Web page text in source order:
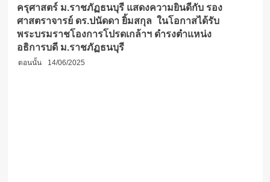
ครุศาสตร์ ม.ราชภัฏธนบุรี แสดงความยินดีกับ รอง
ศาสตราจารย์ ดร.ปนัดดา ยิ้มสกุล ในโอกาสได้รับ
พระบรมราชโองการโปรดเกล้าฯ ดำรงตำแหน่ง
อธิการบดี ม.ราชภัฏธนบุรี
ตอนนั้น 14/06/2025